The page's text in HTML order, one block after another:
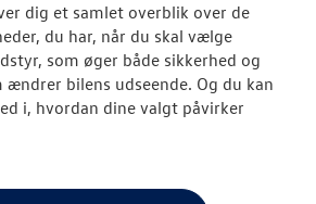
ID. Polo
ID. Cross
dig et samlet overblik over de
du har, når du skal vælge
som øger både sikkerhed og
bilens udseende. Og du kan
i, hvordan dine valgt påvirker